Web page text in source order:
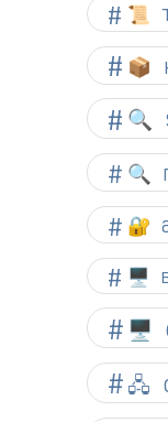
📜
📦
🔍
🔍
🔐
🖥️
🖥️
🖧